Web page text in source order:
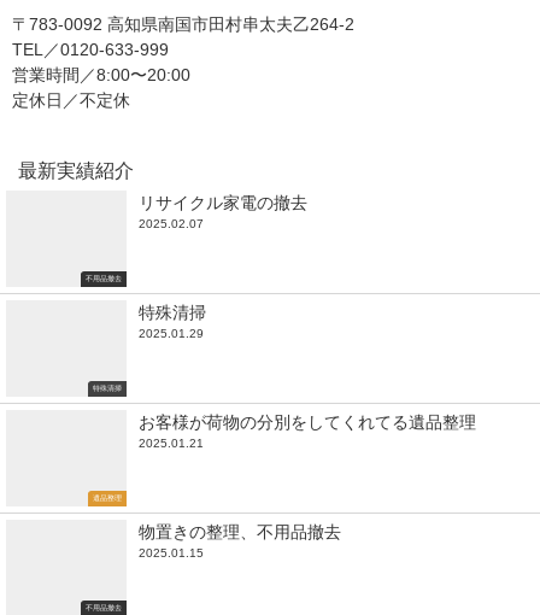
〒783-0092 高知県南国市田村串太夫乙264-2
TEL／0120-633-999
営業時間／8:00〜20:00
定休日／不定休
最新実績紹介
不用品撤去
リサイクル家電の撤去
2025.02.07
特殊清掃
特殊清掃
2025.01.29
遺品整理
お客様が荷物の分別をしてくれてる遺品整理
2025.01.21
不用品撤去
物置きの整理、不用品撤去
2025.01.15